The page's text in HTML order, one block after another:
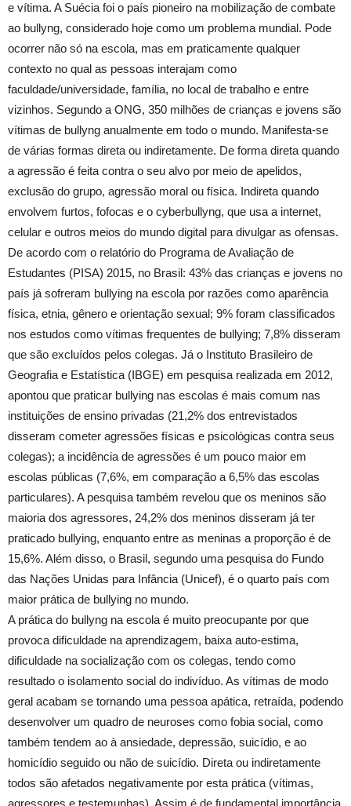
e vítima. A Suécia foi o país pioneiro na mobilização de combate
ao bullyng, considerado hoje como um problema mundial. Pode
ocorrer não só na escola, mas em praticamente qualquer
contexto no qual as pessoas interajam como
faculdade/universidade, família, no local de trabalho e entre
vizinhos. Segundo a ONG, 350 milhões de crianças e jovens são
vítimas de bullyng anualmente em todo o mundo. Manifesta-se
de várias formas direta ou indiretamente. De forma direta quando
a agressão é feita contra o seu alvo por meio de apelidos,
exclusão do grupo, agressão moral ou física. Indireta quando
envolvem furtos, fofocas e o cyberbullyng, que usa a internet,
celular e outros meios do mundo digital para divulgar as ofensas.
De acordo com o relatório do Programa de Avaliação de
Estudantes (PISA) 2015, no Brasil: 43% das crianças e jovens no
país já sofreram bullying na escola por razões como aparência
física, etnia, gênero e orientação sexual; 9% foram classificados
nos estudos como vítimas frequentes de bullying; 7,8% disseram
que são excluídos pelos colegas. Já o Instituto Brasileiro de
Geografia e Estatística (IBGE) em pesquisa realizada em 2012,
apontou que praticar bullying nas escolas é mais comum nas
instituições de ensino privadas (21,2% dos entrevistados
disseram cometer agressões físicas e psicológicas contra seus
colegas); a incidência de agressões é um pouco maior em
escolas públicas (7,6%, em comparação a 6,5% das escolas
particulares). A pesquisa também revelou que os meninos são
maioria dos agressores, 24,2% dos meninos disseram já ter
praticado bullying, enquanto entre as meninas a proporção é de
15,6%. Além disso, o Brasil, segundo uma pesquisa do Fundo
das Nações Unidas para Infância (Unicef), é o quarto país com
maior prática de bullying no mundo.
A prática do bullyng na escola é muito preocupante por que
provoca dificuldade na aprendizagem, baixa auto-estima,
dificuldade na socialização com os colegas, tendo como
resultado o isolamento social do indivíduo. As vítimas de modo
geral acabam se tornando uma pessoa apática, retraída, podendo
desenvolver um quadro de neuroses como fobia social, como
também tendem ao à ansiedade, depressão, suicídio, e ao
homicídio seguido ou não de suicídio. Direta ou indiretamente
todos são afetados negativamente por esta prática (vítimas,